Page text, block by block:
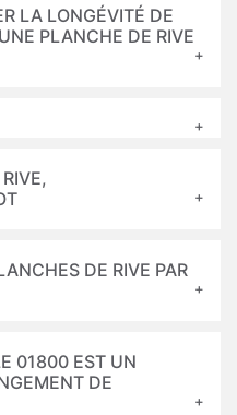
LA LONGÉVITÉ DE
PLANCHE DE RIVE
DE RIVE PAR
01800 EST UN
DE